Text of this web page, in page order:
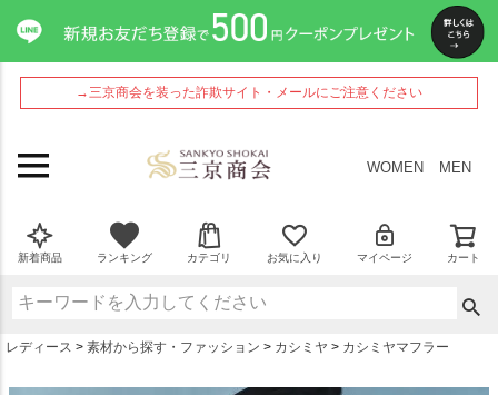
→三京商会を装った詐欺サイト・メールにご注意ください
WOMEN MEN
新着商品 ランキング カテゴリ お気に入り マイページ カート
レディース 素材から探す・ファッション カシミヤ カシミヤマフラー
ペー
ジト
ップ
へ